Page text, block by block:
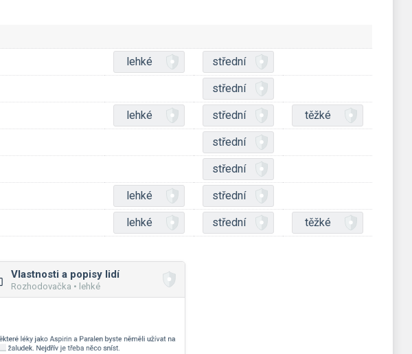
lehké střední
střední
lehké střední těžké
střední
střední
lehké střední
lehké střední těžké
Vlastnosti a popisy lidí
Rozhodovačka • lehké